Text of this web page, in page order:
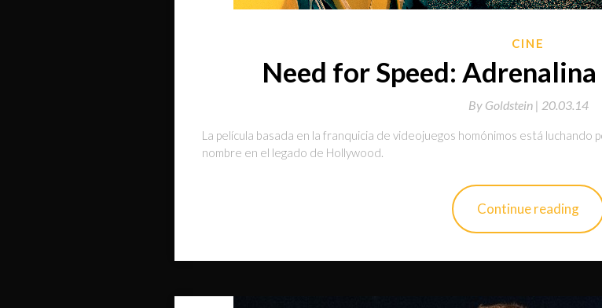
CINE
Need for Speed:
By Goldstein | 20.03.14
La película basada en la franquicia de videojuegos homónimos está
nombre en el legado de Hollywood.
Continue reading